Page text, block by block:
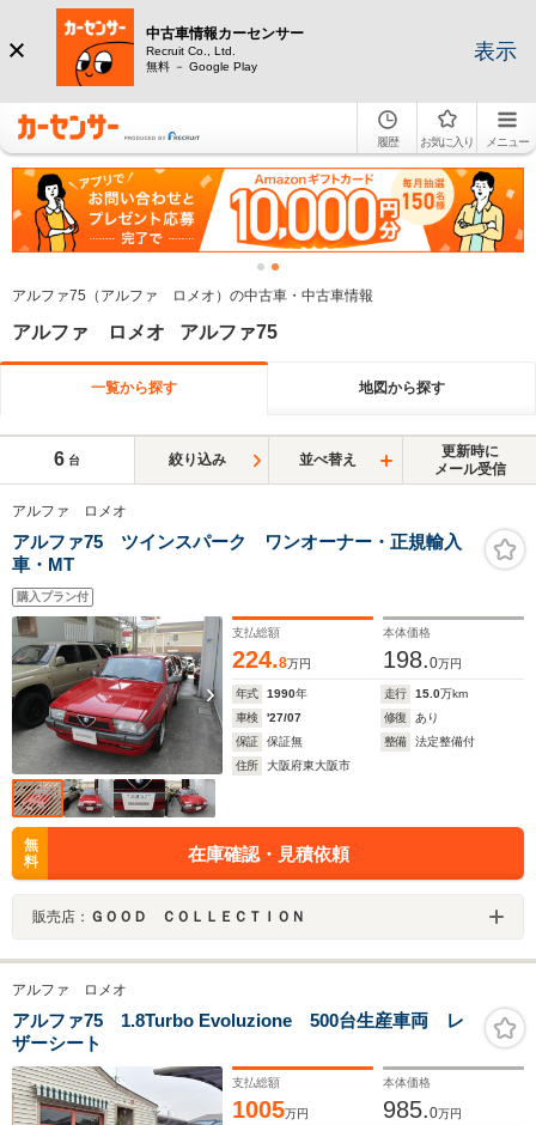
中古車情報カーセンサー
Recruit Co., Ltd.
無料 － Google Play
表示
履歴 お気に入り メニュー
アルファ75（アルファ ロメオ）の中古車・中古車情報
アルファ ロメオ アルファ75
一覧から探す 地図から探す
6 台 絞り込み 並べ替え
更新時に
メール受信
アルファ ロメオ
アルファ75 ツインスパーク ワンオーナー・正規輸入
車・MT
購入プラン付
支払総額
224.8万円
本体価格
198.0万円
年式 1990年 走行 15.0万km
車検
'27/07 修復
あり
保証
保証無 整備
法定整備付
住所
大阪府東大阪市
無
料
在庫確認・見積依頼
販売店： ＧＯＯＤ ＣＯＬＬＥＣＴＩＯＮ
アルファ ロメオ
アルファ75 1.8Turbo Evoluzione 500台生産車両 レ
ザーシート
支払総額
1005万円
本体価格
985.0万円